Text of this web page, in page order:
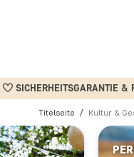
SICHERHEITSGARANTIE &
Titelseite Kultur &